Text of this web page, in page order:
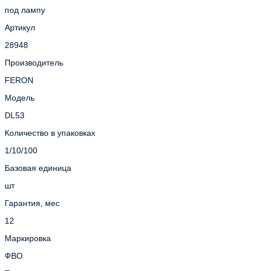
под лампу
Артикул
28948
Производитель
FERON
Модель
DL53
Количество в упаковках
1/10/100
Базовая единица
шт
Гарантия, мес
12
Маркировка
ФВО